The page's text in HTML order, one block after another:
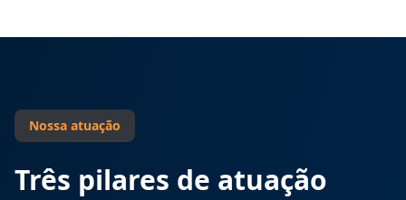
Nossa atuação
Três pilares de atuação